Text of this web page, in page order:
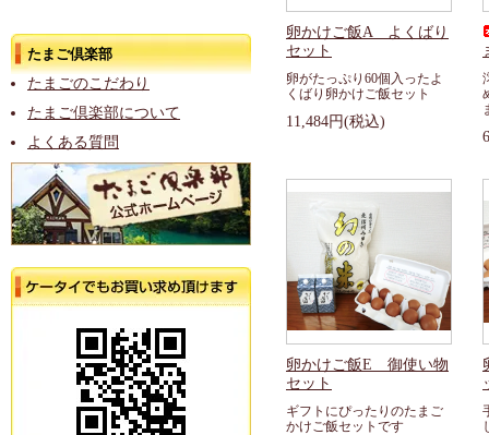
たまご倶楽部
たまごのこだわり
たまご倶楽部について
よくある質問
卵かけご飯A よくばり
セット
卵がたっぷり60個入ったよ
くばり卵かけご飯セット
11,484円(税込)
卵かけご飯E 御使い物
セット
ギフトにぴったりのたまご
かけご飯セットです